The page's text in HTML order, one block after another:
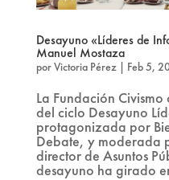
Desayuno «Líderes de
Manuel Mostaza
porVictoria Pérez| Feb 5,
La Fundación
del ciclo Desayuno
protagonizada por
Debate, y moderada
director de Asuntos
desayuno ha girado